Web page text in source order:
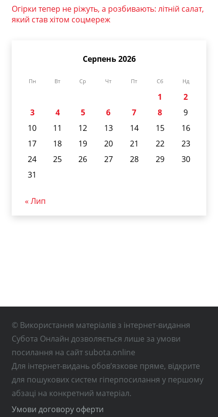
Огірки тепер не ріжуть, а розбивають: літній салат,
який став хітом соцмереж
Серпень 2026
Пн Вт Ср Чт Пт Сб Нд
1
2
3
4 5 6 7 8
9
10
11 12 13 14 15
16
17
18 19 20 21 22
23
24
25 26 27 28 29
30
31
« Лип
© Використання матеріалів з інтернет-видання
Субота Онлайн дозволяється лише за умови
посилання на сайт subota.online
Для інтернет-видань обов’язкове пряме, відкрите
для пошукових систем гіперпосилання у першому
абзаці на конкретний матеріал.
Умови договору оферти